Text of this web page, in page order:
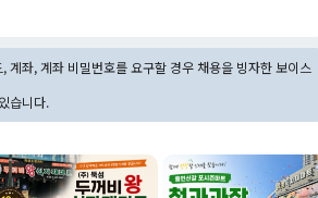
좌, 계좌 비밀번호를 요구할 경우 채용을 빙자한 보이스
습니다.